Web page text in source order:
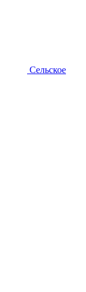
Сельское